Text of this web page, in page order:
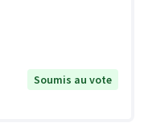
Soumis au vote